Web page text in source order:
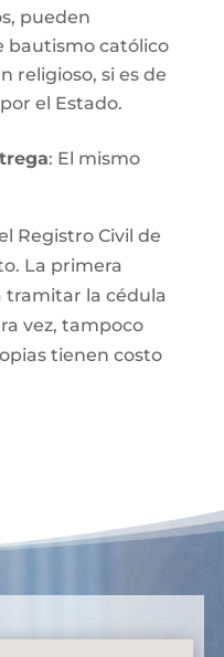
pueden
bautismo católico
religioso, si es de
el Estado.
: El mismo
Registro Civil de
La primera
tramitar la cédula
vez, tampoco
tienen costo